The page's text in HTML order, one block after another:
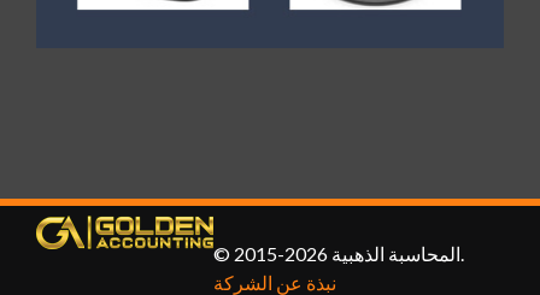
© 2015-2026 المحاسبة الذهبية.
نبذة عن الشركة